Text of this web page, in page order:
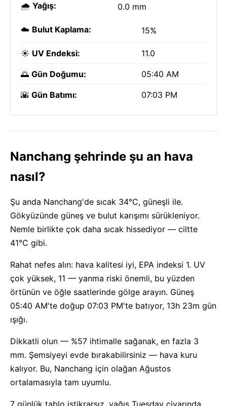
🌧️ Yağış: 0.0 mm
☁️ Bulut Kaplama: 15%
☀️ UV Endeksi: 11.0
🌅 Gün Doğumu: 05:40 AM
🌇 Gün Batımı: 07:03 PM
Nanchang şehrinde şu an hava
nasıl?
Şu anda Nanchang'de sıcak 34°C, güneşli ile.
Gökyüzünde güneş ve bulut karışımı sürükleniyor.
Nemle birlikte çok daha sıcak hissediyor — ciltte
41°C gibi.
Rahat nefes alın: hava kalitesi iyi, EPA indeksi 1. UV
çok yüksek, 11 — yanma riski önemli, bu yüzden
örtünün ve öğle saatlerinde gölge arayın. Güneş
05:40 AM'te doğup 07:03 PM'te batıyor, 13h 23m gün
ışığı.
Dikkatli olun — %57 ihtimalle sağanak, en fazla 3
mm. Şemsiyeyi evde bırakabilirsiniz — hava kuru
kalıyor. Bu, Nanchang için olağan Ağustos
ortalamasıyla tam uyumlu.
7 günlük tablo istikrarsız, yağış Tuesday civarında